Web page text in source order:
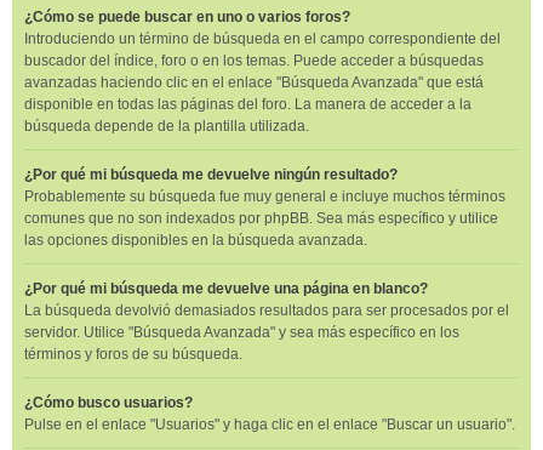
¿Cómo se puede buscar en uno o varios foros?
Introduciendo un término de búsqueda en el campo correspondiente del
buscador del índice, foro o en los temas. Puede acceder a búsquedas
avanzadas haciendo clic en el enlace "Búsqueda Avanzada" que está
disponible en todas las páginas del foro. La manera de acceder a la
búsqueda depende de la plantilla utilizada.
¿Por qué mi búsqueda me devuelve ningún resultado?
Probablemente su búsqueda fue muy general e incluye muchos términos
comunes que no son indexados por phpBB. Sea más específico y utilice
las opciones disponibles en la búsqueda avanzada.
¿Por qué mi búsqueda me devuelve una página en blanco?
La búsqueda devolvió demasiados resultados para ser procesados por el
servidor. Utilice "Búsqueda Avanzada" y sea más específico en los
términos y foros de su búsqueda.
¿Cómo busco usuarios?
Pulse en el enlace "Usuarios" y haga clic en el enlace "Buscar un usuario".